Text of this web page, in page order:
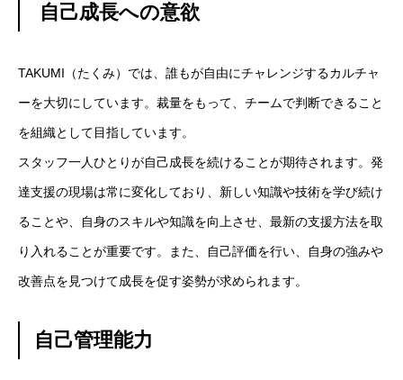
自己成長への意欲
TAKUMI（たくみ）では、誰もが自由にチャレンジするカルチャ
ーを大切にしています。裁量をもって、チームで判断できること
を組織として目指しています。
スタッフ一人ひとりが自己成長を続けることが期待されます。発
達支援の現場は常に変化しており、新しい知識や技術を学び続け
ることや、自身のスキルや知識を向上させ、最新の支援方法を取
り入れることが重要です。また、自己評価を行い、自身の強みや
改善点を見つけて成長を促す姿勢が求められます。
自己管理能力